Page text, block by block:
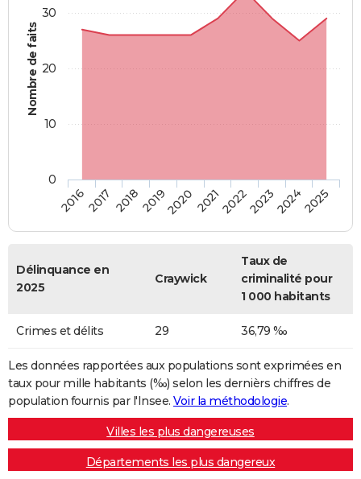
Nombre de faits
20162017 20182019202020212022202320242025
0
10
20
30
Délinquance en
2025
Craywick
Taux de
criminalité pour
1 000 habitants
Crimes et délits 29 36,79 ‰
Les données rapportées aux populations sont exprimées en
taux pour mille habitants (‰) selon les dernièrs chiffres de
population fournis par l'Insee. Voir la méthodologie.
Villes les plus dangereuses
Départements les plus dangereux